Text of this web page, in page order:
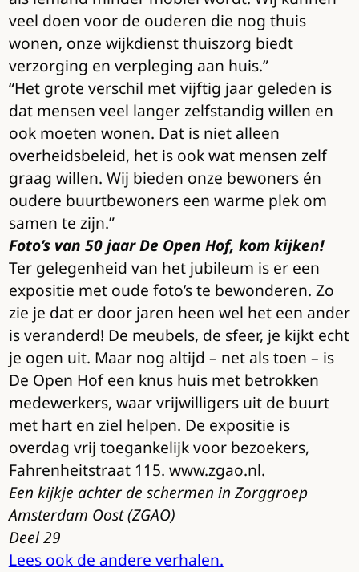
veel doen voor de ouderen die nog thuis
wonen, onze wijkdienst thuiszorg biedt
verzorging en verpleging aan huis.”
“Het grote verschil met vijftig jaar geleden is
dat mensen veel langer zelfstandig willen en
ook moeten wonen. Dat is niet alleen
overheidsbeleid, het is ook wat mensen zelf
graag willen. Wij bieden onze bewoners én
oudere buurtbewoners een warme plek om
samen te zijn.”
Foto’s van 50 jaar De Open Hof, kom kijken!
Ter gelegenheid van het jubileum is er een
expositie met oude foto’s te bewonderen. Zo
zie je dat er door jaren heen wel het een ander
is veranderd! De meubels, de sfeer, je kijkt echt
je ogen uit. Maar nog altijd – net als toen – is
De Open Hof een knus huis met betrokken
medewerkers, waar vrijwilligers uit de buurt
met hart en ziel helpen. De expositie is
overdag vrij toegankelijk voor bezoekers,
Fahrenheitstraat 115. www.zgao.nl.
Een kijkje achter de schermen in Zorggroep
Amsterdam Oost (ZGAO)
Deel 29
Lees ook de andere verhalen.